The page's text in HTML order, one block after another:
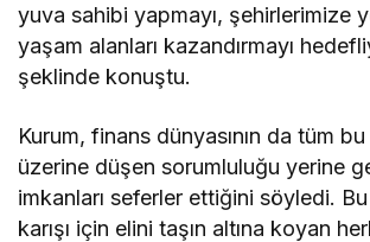
yuva sahibi yapmayı, şehirlerimize
yaşam alanları kazandırmayı
şeklinde konuştu.
Kurum, finans dünyasının da tüm
üzerine düşen sorumluluğu yerine
imkanları seferler ettiğini söyledi.
karışı için elini taşın altına koyan